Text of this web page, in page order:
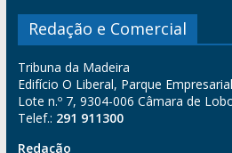
Redação e Comercial
Tribuna da Madeira
Edifício O Liberal, Parque
Lote n.º 7, 9304-006 Câmara de
Telef.: 291 911300
Redação